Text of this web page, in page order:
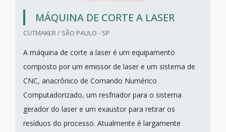
MÁQUINA DE CORTE A LASER
CUTMAKER / SÃO PAULO - SP
A máquina de corte a laser é um equipamento
composto por um emissor de laser e um sistema de
CNC, anacrônico de Comando Numérico
Computadorizado, um resfriador para o sistema
gerador do laser e um exaustor para retirar os
resíduos do processo. Atualmente é largamente